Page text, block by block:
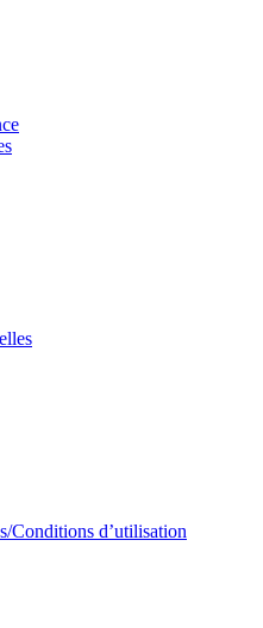
Conditions d’utilisation